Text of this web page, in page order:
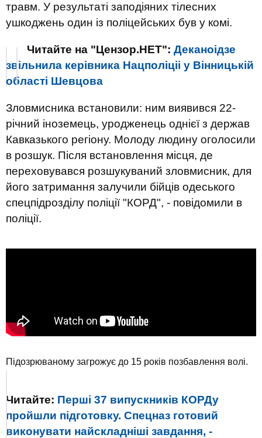
травм. У результаті заподіяних тілесних
ушкоджень один із поліцейських був у комі.
Читайте на "Цензор.НЕТ": Деканоідзе
звільнила керівника Нацполіціі у Вінницькій
області Шевцова
Зловмисника встановили: ним виявився 22-
річний іноземець, уродженець однієї з держав
Кавказького регіону. Молоду людину оголосили
в розшук. Після встановлення місця, де
переховувався розшукуваний зловмисник, для
його затримання залучили бійців одеського
спецпідрозділу поліції "КОРД", - повідомили в
поліції.
Підозрюваному загрожує до 15 років позбавлення волі.
Читайте: Перші 37 випускників КОРДу
пройшли підготовку. Спецназ готовий
виконувати найскладніші завдання, -